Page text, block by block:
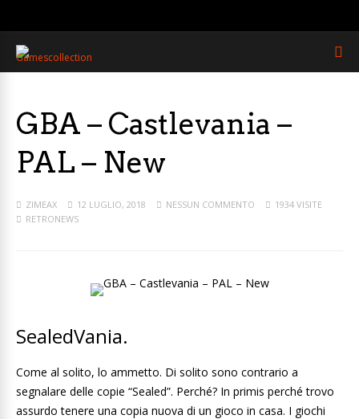
GBA – Castlevania –
PAL – New
ZIMEAX 12 LUGLIO, 2018 NESSUN COMMENTO
1934 VISITE
RETRONEWS
SealedVania.
Come al solito, lo ammetto. Di solito sono contrario a
segnalare delle copie “Sealed”. Perché? In primis perché trovo
assurdo tenere una copia nuova di un gioco in casa. I giochi